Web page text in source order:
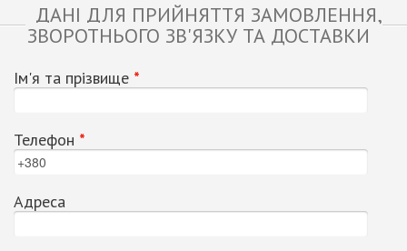
ДАНІ ДЛЯ ПРИЙНЯТТЯ ЗАМОВЛЕННЯ,
ЗВОРОТНЬОГО ЗВ'ЯЗКУ ТА ДОСТАВКИ
Ім'я та прізвище *
Телефон *
Адреса